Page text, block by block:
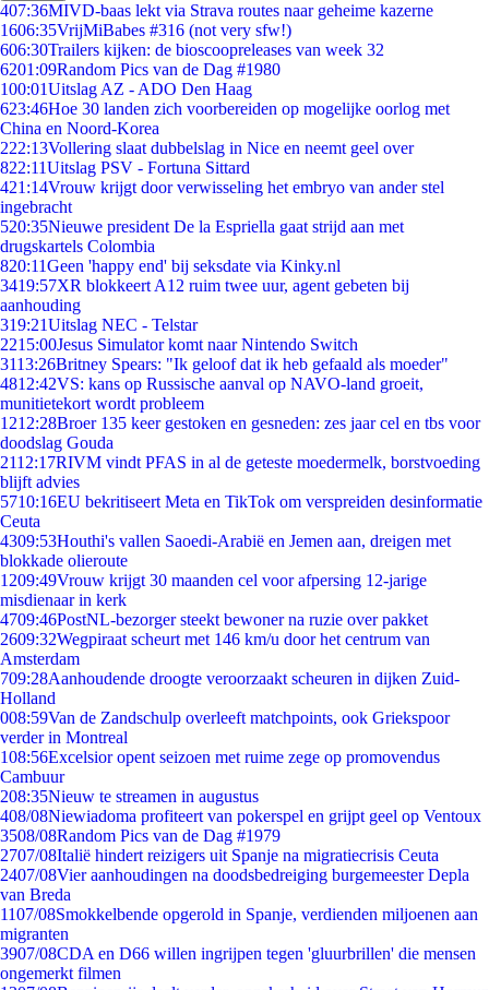
407:36MIVD-baas lekt via Strava routes naar geheime kazerne
1606:35VrijMiBabes #316 (not very sfw!)
606:30Trailers kijken: de bioscoopreleases van week 32
6201:09Random Pics van de Dag #1980
100:01Uitslag AZ - ADO Den Haag
623:46Hoe 30 landen zich voorbereiden op mogelijke oorlog met
China en Noord-Korea
222:13Vollering slaat dubbelslag in Nice en neemt geel over
822:11Uitslag PSV - Fortuna Sittard
421:14Vrouw krijgt door verwisseling het embryo van ander stel
ingebracht
520:35Nieuwe president De la Espriella gaat strijd aan met
drugskartels Colombia
820:11Geen 'happy end' bij seksdate via Kinky.nl
3419:57XR blokkeert A12 ruim twee uur, agent gebeten bij
aanhouding
319:21Uitslag NEC - Telstar
2215:00Jesus Simulator komt naar Nintendo Switch
3113:26Britney Spears: "Ik geloof dat ik heb gefaald als moeder"
4812:42VS: kans op Russische aanval op NAVO-land groeit,
munitietekort wordt probleem
1212:28Broer 135 keer gestoken en gesneden: zes jaar cel en tbs voor
doodslag Gouda
2112:17RIVM vindt PFAS in al de geteste moedermelk, borstvoeding
blijft advies
5710:16EU bekritiseert Meta en TikTok om verspreiden desinformatie
Ceuta
4309:53Houthi's vallen Saoedi-Arabië en Jemen aan, dreigen met
blokkade olieroute
1209:49Vrouw krijgt 30 maanden cel voor afpersing 12-jarige
misdienaar in kerk
4709:46PostNL-bezorger steekt bewoner na ruzie over pakket
2609:32Wegpiraat scheurt met 146 km/u door het centrum van
Amsterdam
709:28Aanhoudende droogte veroorzaakt scheuren in dijken Zuid-
Holland
008:59Van de Zandschulp overleeft matchpoints, ook Griekspoor
verder in Montreal
108:56Excelsior opent seizoen met ruime zege op promovendus
Cambuur
208:35Nieuw te streamen in augustus
408/08Niewiadoma profiteert van pokerspel en grijpt geel op Ventoux
3508/08Random Pics van de Dag #1979
2707/08Italië hindert reizigers uit Spanje na migratiecrisis Ceuta
2407/08Vier aanhoudingen na doodsbedreiging burgemeester Depla
van Breda
1107/08Smokkelbende opgerold in Spanje, verdienden miljoenen aan
migranten
3907/08CDA en D66 willen ingrijpen tegen 'gluurbrillen' die mensen
ongemerkt filmen